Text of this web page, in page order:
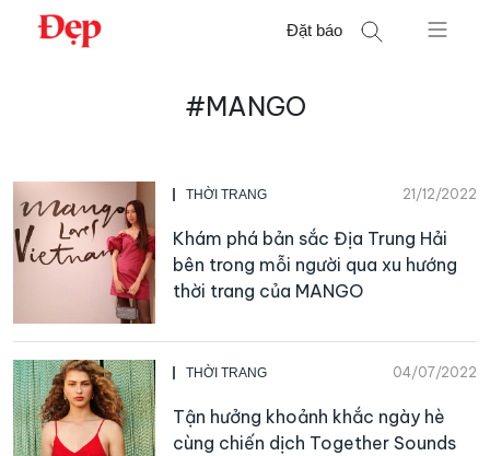
Chuyển
Đặt báo
#MANGO
THỜI TRANG 21/12/2022
Khám phá bản sắc Địa Trung Hải
bên trong mỗi người qua xu hướng
thời trang của MANGO
THỜI TRANG 04/07/2022
Tận hưởng khoảnh khắc ngày hè
cùng chiến dịch Together Sounds